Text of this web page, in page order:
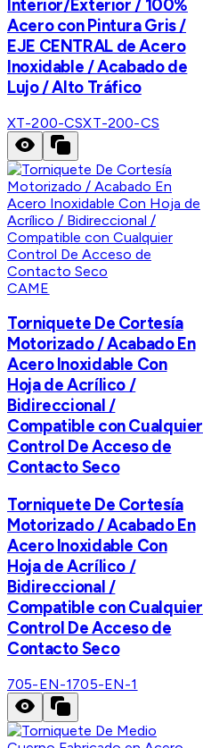
Interior/Exterior / 100%
Acero con Pintura Gris /
EJE CENTRAL de Acero
Inoxidable / Acabado de
Lujo / Alto Tráfico
XT-200-CSXT-200-CS
CAME
Torniquete De Cortesía
Motorizado / Acabado En
Acero Inoxidable Con
Hoja de Acrílico /
Bidireccional /
Compatible con Cualquier
Control De Acceso de
Contacto Seco
Torniquete De Cortesía
Motorizado / Acabado En
Acero Inoxidable Con
Hoja de Acrílico /
Bidireccional /
Compatible con Cualquier
Control De Acceso de
Contacto Seco
705-EN-1705-EN-1